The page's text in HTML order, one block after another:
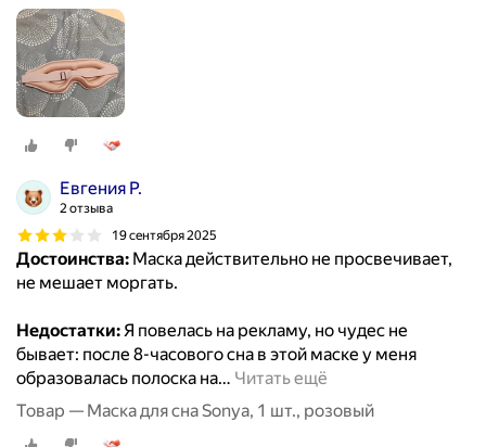
Евгения Р.
2 отзыва
19 сентября 2025
Достоинства: Маска действительно не просвечивает,
не мешает моргать.
Недостатки:Я повелась на рекламу, но чудес не
бывает: после 8-часового сна в этой маске у меня
образовалась полоска на… Читать ещё
Товар — Маска для сна Sonya, 1 шт., розовый